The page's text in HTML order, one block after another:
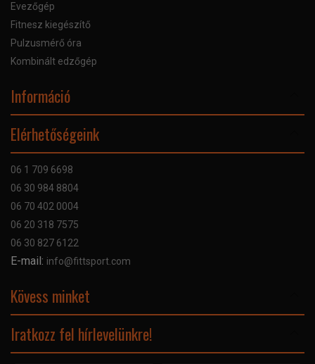
Evezőgép
Fitnesz kiegészítő
Pulzusmérő óra
Kombinált edzőgép
Információ
Bankkártyás fizetés
Adatvédelmi nyilatkozat
Elérhetőségeink
06 1 709 6698
06 30 984 8804
06 70 402 0004
06 20 318 7575
06 30 827 6122
E-mail: info@fittsport.com
Kövess minket
Iratkozz fel hírlevelünkre!